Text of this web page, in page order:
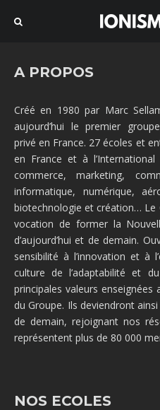
A PROPOS
Créé en 1980 par Marc
aujourd’hui le premier
privé en France. 27 écoles et
en France et à
commerce, marketing,
informatique, numérique,
biotechnologie et création… Le
vocation de former la
d’aujourd’hui et de demain.
sensibilité à l’innovation et à
culture de l’adaptabilité et
principales valeurs
du Groupe. Ils deviendront
de demain, rejoignant nos
représentent plus de 80 000
NOS ECOLES